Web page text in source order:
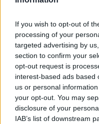
If you wish to opt-out of
processing of your
targeted advertising by
section to confirm your
opt-out request is
interest-based ads based
us or personal
your opt-out. You may
disclosure of your
IAB’s list of downstream
ΔΕΙΤΕ ΕΠΙΣΗΣ
ΣΤΗΝ ΙΔΙΑ